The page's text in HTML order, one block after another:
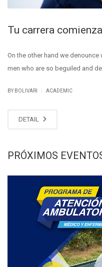
Tu carrera
On the other hand we
men who are so beguiled and
BY BOLIVARI ACADEMIC
DETAIL
PRÓXIMOS